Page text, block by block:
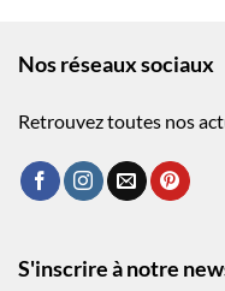
Nos réseaux sociaux
Retrouvez toutes nos
S'inscrire à notre